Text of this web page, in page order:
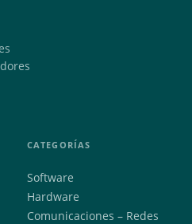
CATEGORÍAS
Software
Hardware
Comunicaciones – Redes